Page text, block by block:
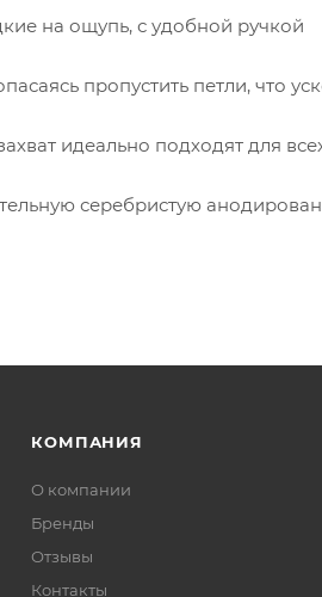
на ощупь, с удобной ручкой
пропустить петли, что
идеально подходят для
серебристую
КОМПАНИЯ
О компании
Бренды
Отзывы
Контакты